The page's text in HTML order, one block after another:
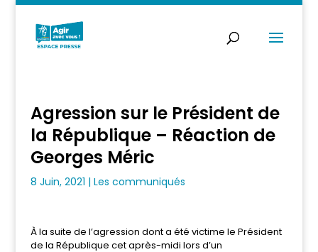
Agression sur le Président de
la République – Réaction de
Georges Méric
8 Juin, 2021 | Les communiqués
À la suite de l’agression dont a été victime le Président
de la République cet après-midi lors d’un